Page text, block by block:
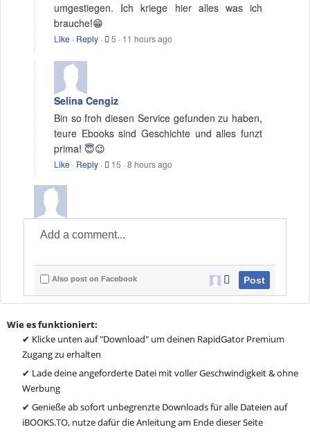
umgestiegen. Ich kriege hier alles was ich
brauche!😁
Like · Reply · 5 · 11 hours ago
Selina Cengiz
Bin so froh diesen Service gefunden zu haben,
teure Ebooks sind Geschichte und alles funzt
prima! 😇😉
Like · Reply · 15 ·8 hours ago
Also post on Facebook Post
Wie es funktioniert:
✔ Klicke unten auf "Download" um deinen RapidGator Premium
Zugang zu erhalten
✔ Lade deine angeforderte Datei mit voller Geschwindigkeit & ohne
Werbung
✔ Genieße ab sofort unbegrenzte Downloads für alle Dateien auf
iBOOKS.TO, nutze dafür die Anleitung am Ende dieser Seite